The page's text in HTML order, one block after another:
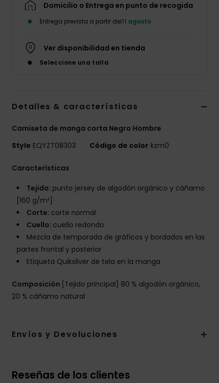
Domicilio o Entrega en punto de recogida
Entrega prevista a partir del11 agosto
Ver disponibilidad en tienda
Seleccione una talla
Detalles & características
Camiseta de manga corta Negro Hombre
Style EQYZT08303 Código de color kzm0
Características
Tejido: punto jersey de algodón orgánico y cáñamo
[160 g/m²]
Corte: corte normal
Cuello: cuello redondo
Mezcla de temporada de gráficos y bordados en las
partes frontal y posterior
Etiqueta Quiksilver de tela en la manga
Composición [Tejido principal] 80 % algodón orgánico,
20 % cáñamo natural
Envíos y Devoluciones
Reseñas de los clientes